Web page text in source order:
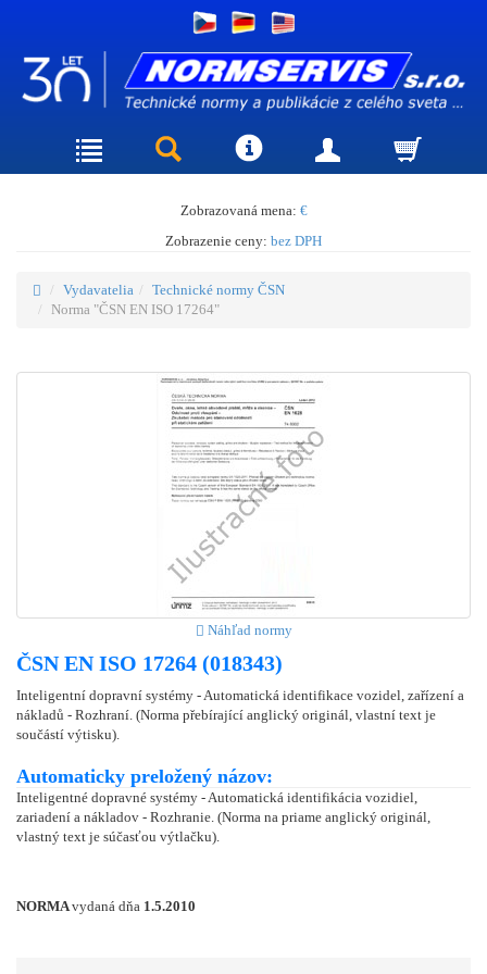
Zobrazovaná mena: €
Zobrazenie ceny: bez DPH
Vydavatelia
Technické normy ČSN
Norma "ČSN EN ISO 17264"
Náhľad normy
ČSN EN ISO 17264 (018343)
Inteligentní dopravní systémy - Automatická identifikace vozidel, zařízení a
nákladů - Rozhraní. (Norma přebírající anglický originál, vlastní text je
součástí výtisku).
Automaticky preložený názov:
Inteligentné dopravné systémy - Automatická identifikácia vozidiel,
zariadení a nákladov - Rozhranie. (Norma na priame anglický originál,
vlastný text je súčasťou výtlačku).
NORMAvydaná dňa 1.5.2010